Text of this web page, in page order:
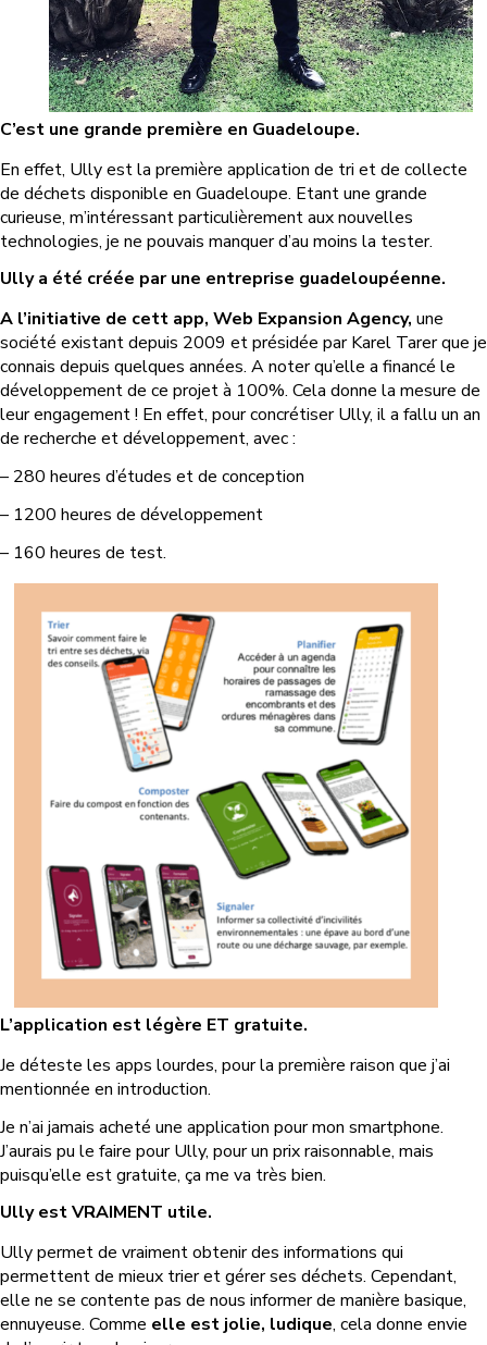
C’est une grande première en Guadeloupe.
En effet, Ully est la première application de tri et de collecte
de déchets disponible en Guadeloupe. Etant une grande
curieuse, m’intéressant particulièrement aux nouvelles
technologies, je ne pouvais manquer d’au moins la tester.
Ully a été créée par une entreprise guadeloupéenne.
A l’initiative de cett app, Web Expansion Agency, une
société existant depuis 2009 et présidée par Karel Tarer que je
connais depuis quelques années. A noter qu’elle a financé le
développement de ce projet à 100%. Cela donne la mesure de
leur engagement ! En effet, pour concrétiser Ully, il a fallu un an
de recherche et développement, avec :
– 280 heures d’études et de conception
– 1200 heures de développement
– 160 heures de test.
L’application est légère ET gratuite.
Je déteste les apps lourdes, pour la première raison que j’ai
mentionnée en introduction.
Je n’ai jamais acheté une application pour mon smartphone.
J’aurais pu le faire pour Ully, pour un prix raisonnable, mais
puisqu’elle est gratuite, ça me va très bien.
Ully est VRAIMENT utile.
Ully permet de vraiment obtenir des informations qui
permettent de mieux trier et gérer ses déchets. Cependant,
elle ne se contente pas de nous informer de manière basique,
ennuyeuse. Comme elle est jolie, ludique, cela donne envie